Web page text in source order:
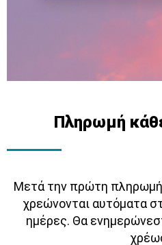
Πληρωμή
Μετά την πρώτη
χρεώνονται αυτόματα
ημέρες. Θα